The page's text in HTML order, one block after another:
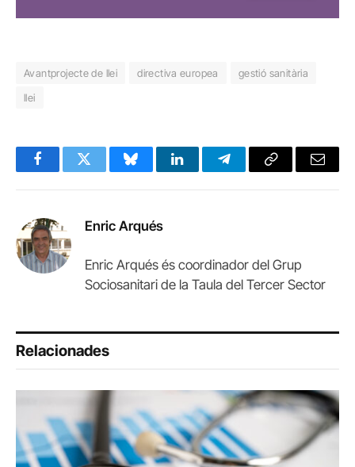
Avantprojecte de llei directiva europea
gestió sanitària
llei
FacebookTwitter BlueskyLinkedInTelegramCopy
Email
Enric Arqués
Enric Arqués és coordinador del Grup
Sociosanitari de la Taula del Tercer Sector
Relacionades